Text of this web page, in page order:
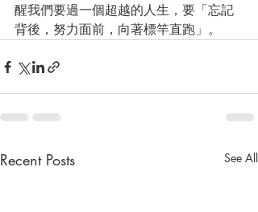
醒我們要過一個超越的人生，要「忘記
背後，努力面前，向著標竿直跑」。
Recent Posts See All